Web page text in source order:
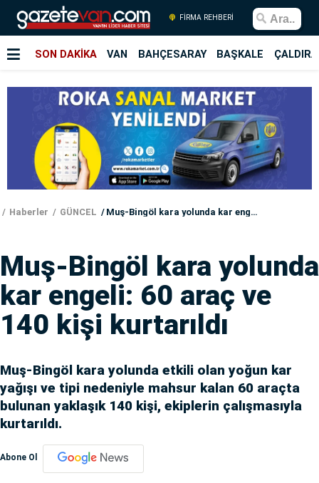
FİRMA REHBERİ
SON DAKİKA VAN BAHÇESARAY BAŞKALE
Haberler GÜNCEL Muş-Bingöl kara yolunda kar engeli: 60 araç ve 140 kişi kurtarıldı
Muş-Bingöl kara yolunda
kar engeli: 60 araç ve
140 kişi kurtarıldı
Muş-Bingöl kara yolunda etkili olan yoğun kar
yağışı ve tipi nedeniyle mahsur kalan 60 araçta
bulunan yaklaşık 140 kişi, ekiplerin çalışmasıyla
kurtarıldı.
Abone Ol